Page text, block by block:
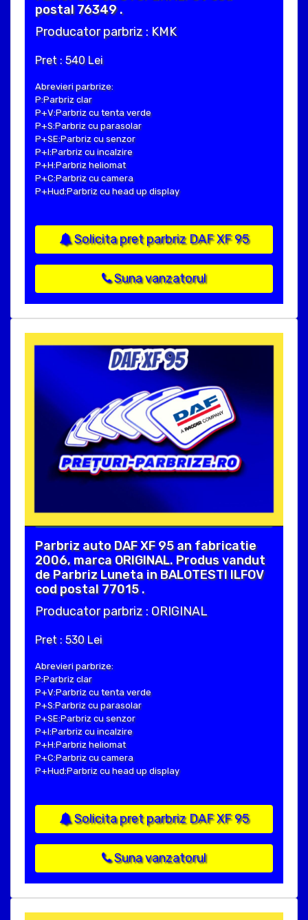
postal 76349 .
Producator parbriz : KMK
Pret : 540 Lei
Abrevieri parbrize:
P:Parbriz clar
P+V:Parbriz cu tenta verde
P+S:Parbriz cu parasolar
P+SE:Parbriz cu senzor
P+I:Parbriz cu incalzire
P+H:Parbriz heliomat
P+C:Parbriz cu camera
P+Hud:Parbriz cu head up display
Solicita pret parbriz DAF XF 95
Suna vanzatorul
Parbriz auto DAF XF 95 an fabricatie
2006, marca ORIGINAL. Produs vandut
de Parbriz Luneta in BALOTESTI ILFOV
cod postal 77015 .
Producator parbriz : ORIGINAL
Pret : 530 Lei
Abrevieri parbrize:
P:Parbriz clar
P+V:Parbriz cu tenta verde
P+S:Parbriz cu parasolar
P+SE:Parbriz cu senzor
P+I:Parbriz cu incalzire
P+H:Parbriz heliomat
P+C:Parbriz cu camera
P+Hud:Parbriz cu head up display
Solicita pret parbriz DAF XF 95
Suna vanzatorul